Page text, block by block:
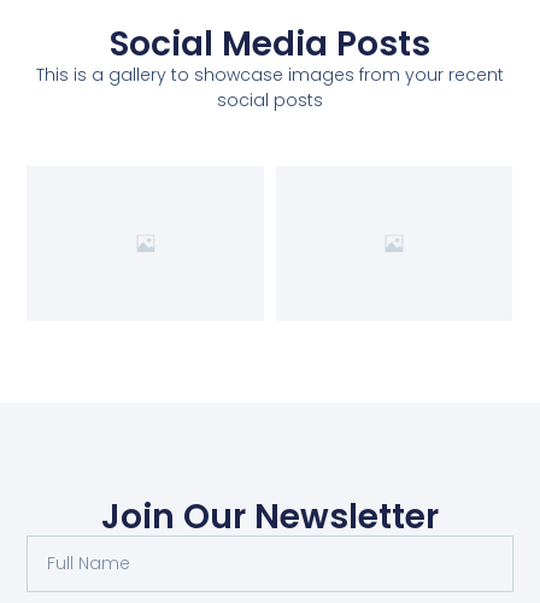
Social Media Posts
This is a gallery to showcase images from your recent
social posts
Join Our Newsletter